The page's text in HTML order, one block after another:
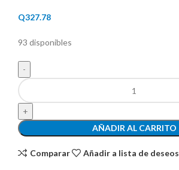
Q327.78
93 disponibles
AÑADIR AL CARRITO
Comparar Añadir a lista de deseos